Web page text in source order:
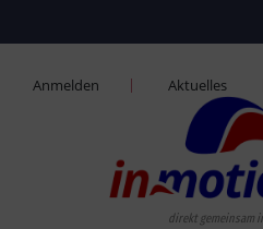
Anmelden Aktuelles
direkt gemeinsam